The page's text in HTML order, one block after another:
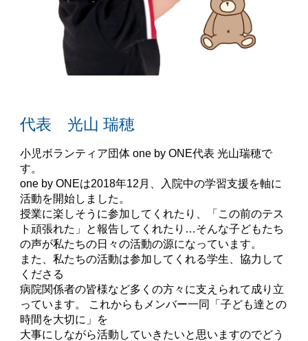
代表 光山 瑞穂
小児ボランティア団体 one by ONE代表 光山瑞穂で
す。
one by ONEは2018年12月、入院中の学習支援を軸に
活動を開始しました。
授業に楽しそうに参加してくれたり、「この前のテス
ト頑張れた」と報告してくれたり…そんな子どもたち
の声が私たちの日々の活動の源になっています。
また、私たちの活動は参加してくれる学生、協力して
くださる
病院関係者の皆様など多くの方々に支えられて成り立
っています。 これからもメンバー一同「子ども達との
時間を大切に」を
大事にしながら活動していきたいと思いますのでどう